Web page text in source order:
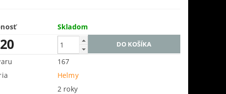
Skladom
167
Helmy
2 roky